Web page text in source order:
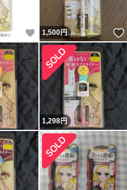
いいね！
1,500円
1,298円